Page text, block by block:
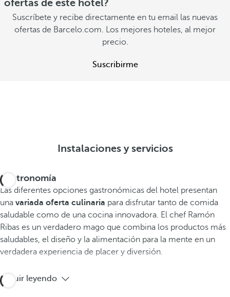
ofertas de este hotel?
Suscríbete y recibe directamente en tu email las nuevas
ofertas de Barcelo.com. Los mejores hoteles, al mejor
precio.
Suscribirme
Instalaciones y servicios
Gastronomía
Las diferentes opciones gastronómicas del hotel presentan
una variada oferta culinaria para disfrutar tanto de comida
saludable como de una cocina innovadora. El chef Ramón
Ribas es un verdadero mago que combina los productos más
saludables, el diseño y la alimentación para la mente en un
verdadera experiencia de placer y diversión.
Seguir leyendo